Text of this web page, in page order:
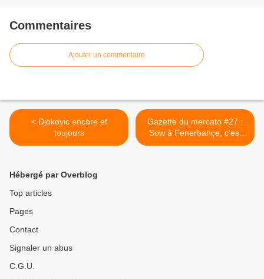
Commentaires
Ajouter un commentaire
< Djokovic encore et
toujours
Gazette du mercato #27 :
Sow à Fenerbahçe, c'est
fait >
Hébergé par Overblog
Top articles
Pages
Contact
Signaler un abus
C.G.U.